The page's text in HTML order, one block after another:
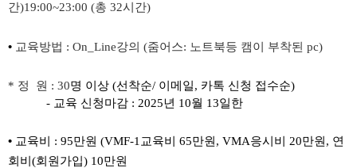
간)19:00~23:00 (총 32시간)
• 교육방법 : On_Line강의 (줌어스: 노트북등 캠이 부착된 pc)
* 정 원 : 30명 이상 (선착순/ 이메일, 카톡 신청 접수순)
- 교육 신청마감 : 2025년 10월 13일한
• 교육비 : 95만원 (VMF-1 교육비 65만원 , VMA응시비 20만원 , 연
회비 (회원가입) 10만원